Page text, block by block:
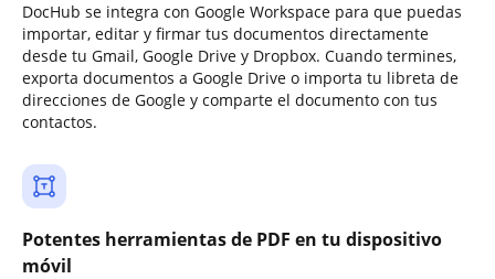
DocHub se integra con Google Workspace para que puedas
importar, editar y firmar tus documentos directamente
desde tu Gmail, Google Drive y Dropbox. Cuando termines,
exporta documentos a Google Drive o importa tu libreta de
direcciones de Google y comparte el documento con tus
contactos.
Potentes herramientas de PDF en tu dispositivo
móvil